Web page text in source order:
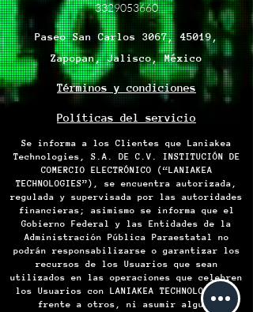
3329053660
Paseo San Carlos 3067, 45019,
Zapopan, Jalisco, México
Términos y condiciones
Políticas del servicio
Se informa a los Clientes que Laniakea
Technologies, S.A. DE C.V. INSTITUCIÓN DE
COMERCIO ELECTRÓNICO (“LANIAKEA
TECHNOLOGIES”), se encuentra autorizada,
regulada y supervisada por las autoridades
financieras; asimismo se informa que el
Gobierno Federal y las Entidades de la
Administración Pública Paraestatal no
podrán responsabilizarse o garantizar los
recursos de los Usuarios que sean
utilizados en las operaciones que celebren
los Usuarios con LANIAKEA TECHNOLOGIES o
frente a otros, ni asumir alguna